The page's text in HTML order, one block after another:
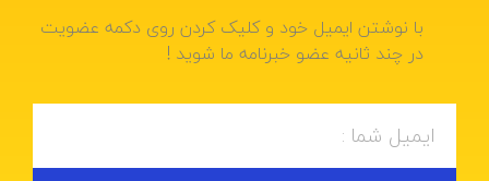
با نوشتن ایمیل خود و کلیک کردن روی دکمه عضویت
در چند ثانیه عضو خبرنامه ما شوید !